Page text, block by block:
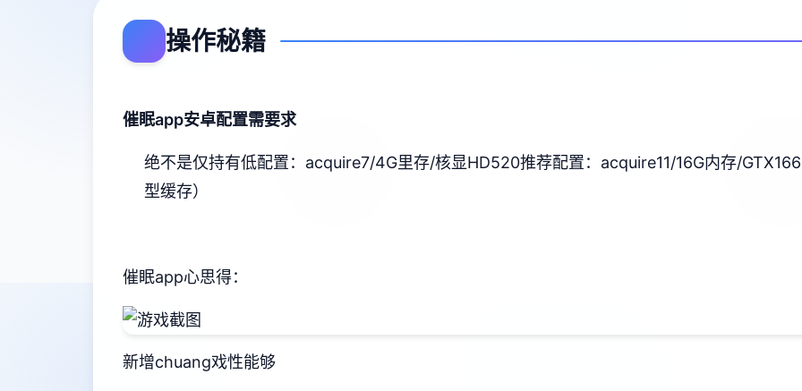
操作秘籍
催眠app安卓配置需要求
​绝不是仅持有低配置​​：acquire7/4G里存/核显HD520​推荐配置​：acquire11/16G内存/
型缓存）
催眠app心思得：
新增chuang戏性能够